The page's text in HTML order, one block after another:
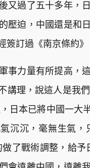
又過了五十多年，
壓迫，中國還是和
簽訂過《南京條約
事力量有所提高，
講理，說這人是我
日本已將中國一
沉沉，毫無生氣
了戰術調整，給